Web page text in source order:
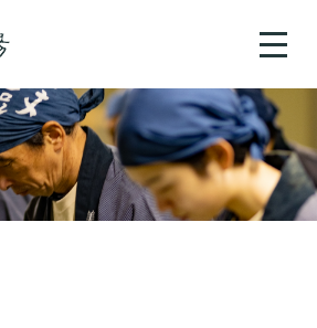
toggle